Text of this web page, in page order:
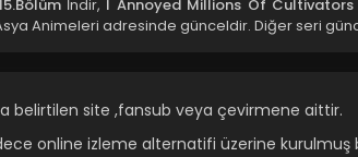
İndir, I Annoyed Millions Of Cultivators
Animeleri adresinde günceldir. Diğer seri
belirtilen site ,fansub veya çevirmene aittir.
online izleme alternatifi üzerine kurulmuş